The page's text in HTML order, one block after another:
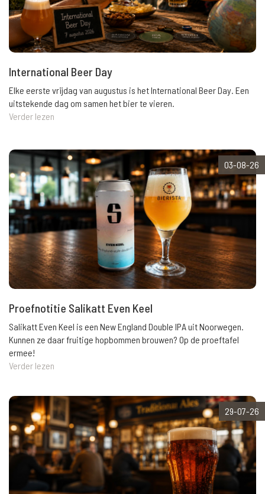
International Beer Day
Elke eerste vrijdag van augustus is het International Beer Day. Een
uitstekende dag om samen het bier te vieren.
Verder lezen
03-08-26
Proefnotitie Salikatt Even Keel
Salikatt Even Keel is een New England Double IPA uit Noorwegen.
Kunnen ze daar fruitige hopbommen brouwen? Op de proeftafel
ermee!
Verder lezen
29-07-26